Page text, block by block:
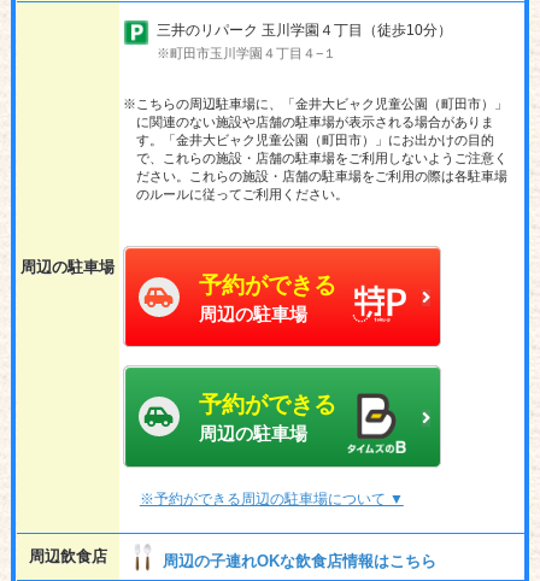
周辺の駐車場
三井のリパーク 玉川学園４丁目（徒歩10分）
※町田市玉川学園４丁目４−１
※こちらの周辺駐車場に、「金井大ビャク児童公園（町田市）」
に関連のない施設や店舗の駐車場が表示される場合がありま
す。「金井大ビャク児童公園（町田市）」にお出かけの目的
で、これらの施設・店舗の駐車場をご利用しないようご注意く
ださい。これらの施設・店舗の駐車場をご利用の際は各駐車場
のルールに従ってご利用ください。
予約ができる
周辺の駐車場
予約ができる
周辺の駐車場
※予約ができる周辺の駐車場について ▼
周辺飲食店 周辺の子連れOKな飲食店情報はこちら